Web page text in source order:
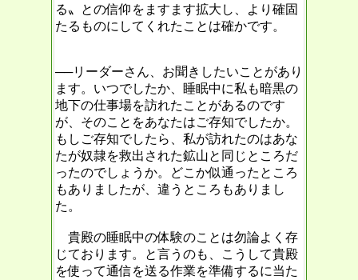
る〟との信仰をますます拡大し、より確固
たるものにしてくれたことは確かです。
──リーダーさん、お聞きしたいことがあり
ます。いつでしたか、睡眠中に私も暗黒の
地下の仕事場を訪れたことがあるのです
が、そのことをあなたはご存知でしたか。
もしご存知でしたら、私が訪れたのはあな
たが奴隷を救出された鉱山と同じところだ
ったのでしょうか。どこか似通ったところ
もありましたが、違うところもありまし
た。
貴殿の睡眠中の体験のことは勿論よく存
じております。と言うのも、こうして貴殿
を使って通信を送る作業を準備するに当た